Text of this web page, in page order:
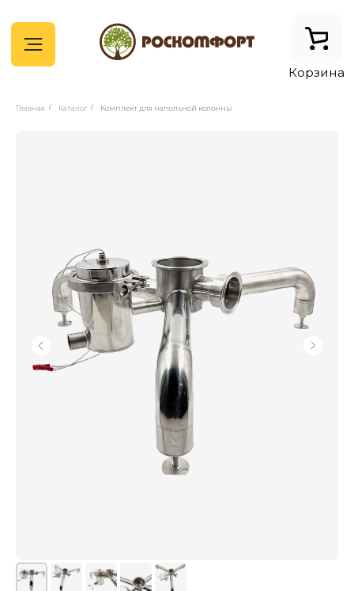
Корзина
Главная / Каталог / Комплект для напольной колонны